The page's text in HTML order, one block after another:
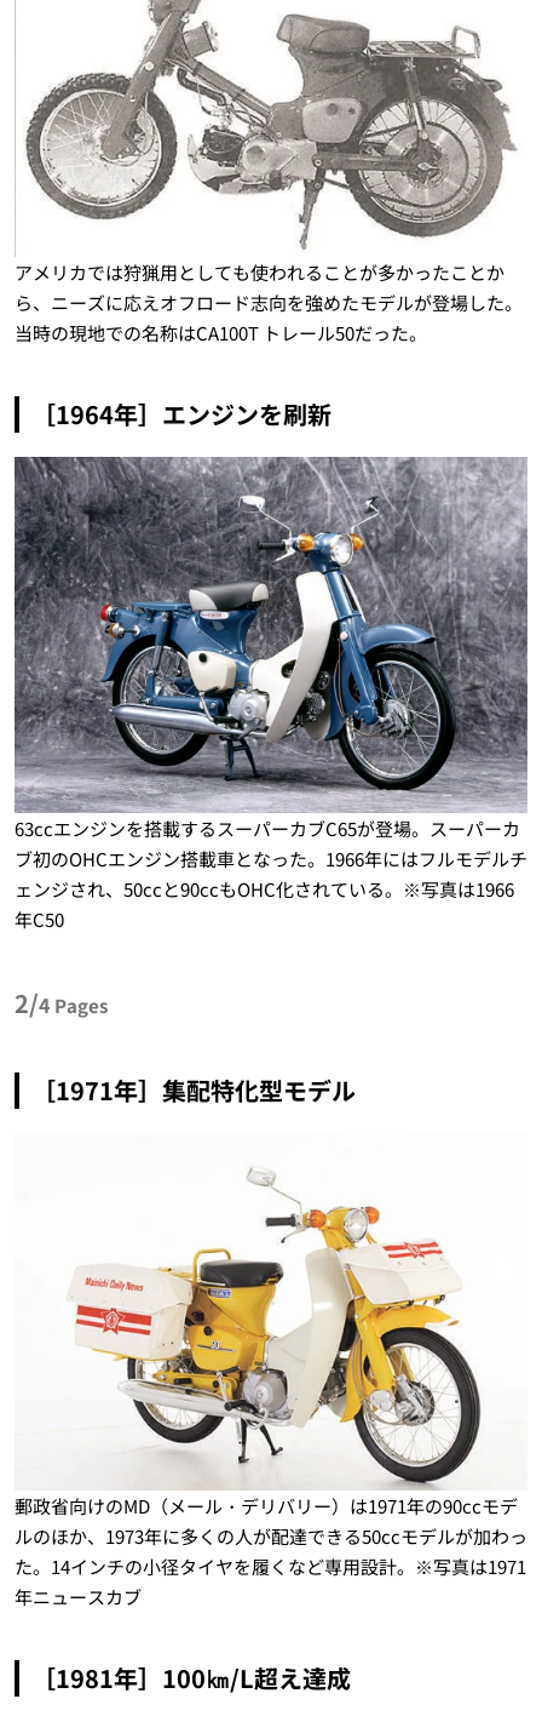
アメリカでは狩猟用としても使われることが多かったことか
ら、ニーズに応えオフロード志向を強めたモデルが登場した。
当時の現地での名称はCA100T トレール50だった。
［1964年］エンジンを刷新
63ccエンジンを搭載するスーパーカブC65が登場。スーパーカ
ブ初のOHCエンジン搭載車となった。1966年にはフルモデルチ
ェンジされ、50ccと90ccもOHC化されている。※写真は1966
年C50
2/4 Pages
［1971年］集配特化型モデル
郵政省向けのMD（メール・デリバリー）は1971年の90ccモデ
ルのほか、1973年に多くの人が配達できる50ccモデルが加わっ
た。14インチの小径タイヤを履くなど専用設計。※写真は1971
年ニュースカブ
［1981年］100㎞/L超え達成